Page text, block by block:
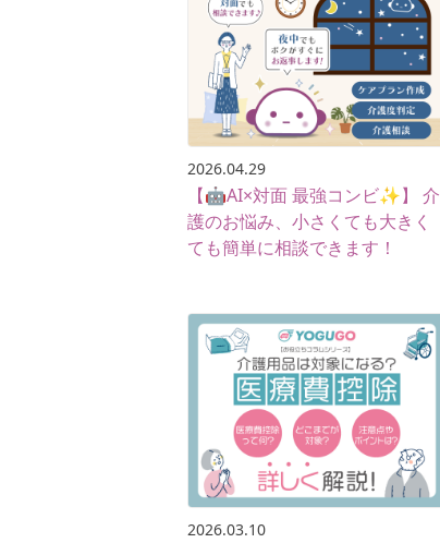
2026.04.29
【🤖AI×対面 最強コンビ✨】 介
護のお悩み、小さくても大きく
ても簡単に相談できます！
2026.03.10